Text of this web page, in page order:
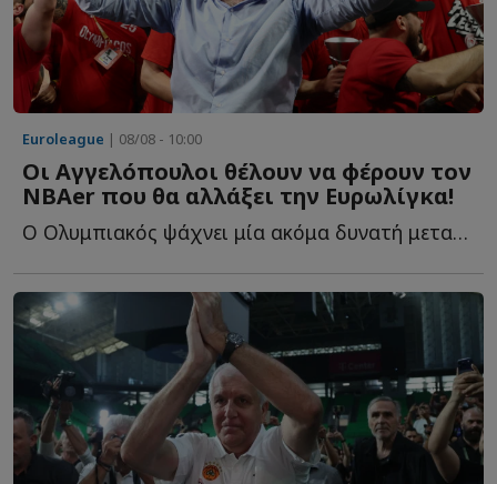
Euroleague | 08/08 - 10:00
Οι Αγγελόπουλοι θέλουν να φέρουν τον
NBAer που θα αλλάξει την Ευρωλίγκα!
Ο Ολυμπιακός ψάχνει μία ακόμα δυνατή μεταγραφή και ξ...